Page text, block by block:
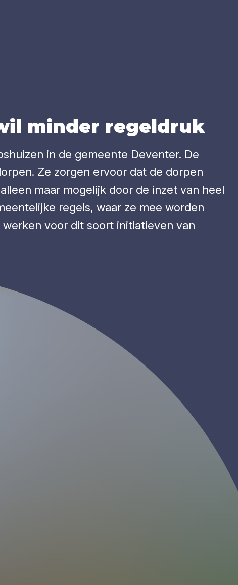
min­der regel­druk
in de gemeente Deventer. De
Ze zorgen ervoor dat de dorpen
maar mogelijk door de inzet van heel
regels, waar ze mee worden
voor dit soort initiatieven van